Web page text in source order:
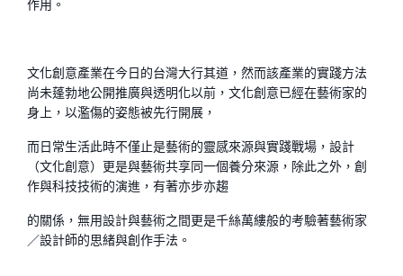
作用。
文化創意產業在今日的台灣大行其道，然而該產業的實踐方法
尚未蓬勃地公開推廣與透明化以前，文化創意已經在藝術家的
身上，以濫傷的姿態被先行開展，
而日常生活此時不僅止是藝術的靈感來源與實踐戰場，設計
（文化創意）更是與藝術共享同一個養分來源，除此之外，創
作與科技技術的演進，有著亦步亦趨
的關係，無用設計與藝術之間更是千絲萬縷般的考驗著藝術家
／設計師的思緒與創作手法。